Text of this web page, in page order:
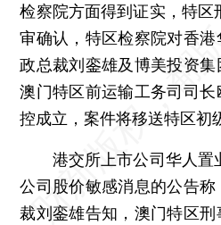
检察院方面得到证实，特
审确认，特区检察院对香
政总裁刘銮雄及博美投资
澳门特区前运输工务司司
控成立，案件将移送特区初
港交所上市公司华人置
公司股价敏感消息的公告
裁刘銮雄告知，澳门特区